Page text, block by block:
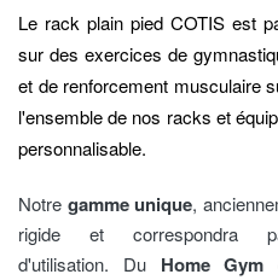
Le rack plain pied COTIS est
sur des exercices de
et de renforcement musculaire
l'ensemble de nos racks et
personnalisable.
Notre gamme unique,
rigide et correspondra
d'utilisation. Du Home Gym